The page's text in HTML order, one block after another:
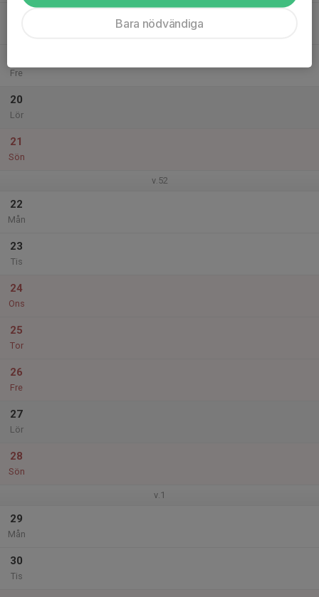
Fre
20
Lör
21
Sön
v.52
22
Mån
23
Tis
24
Ons
25
Tor
26
Fre
27
Lör
28
Sön
v.1
29
Mån
30
Tis
Bara nödvändiga